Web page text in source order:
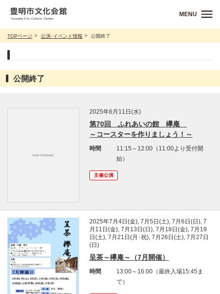
MENU
TOPページ 公演･イベント情報 公開終了
公開終了
2025年6月11日(水)
第70回 ふれあいの館 欅庵
～コースターを作りましょう！～
時間
11:15～12:00（11:00より受付開
始）
主催公演
2025年7月4日(金), 7月5日(土), 7月6日(日), 7
月11日(金), 7月13日(日), 7月18日(金), 7月19
日(土), 7月21日(月･祝), 7月26日(土), 7月27日
(日)
呈茶～欅庵～（7月開催）
時間
13:00～16:00（最終入場15:45ま
で）